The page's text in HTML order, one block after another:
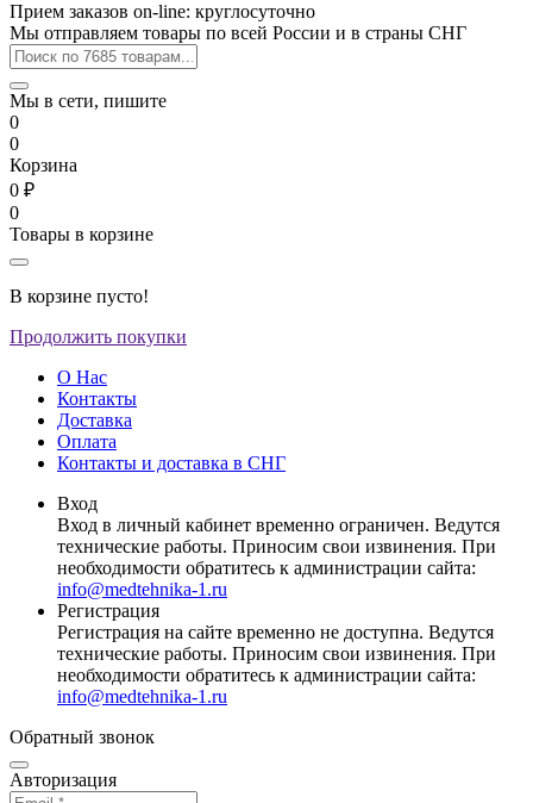
Прием заказов on-line: круглосуточно
Мы отправляем товары по всей России и в страны СНГ
Мы в сети, пишите
0
0
Корзина
0 ₽
0
Товары в корзине
В корзине пусто!
Продолжить покупки
О Нас
Контакты
Доставка
Оплата
Контакты и доставка в СНГ
Вход
Вход в личный кабинет временно ограничен. Ведутся
технические работы. Приносим свои извинения. При
необходимости обратитесь к администрации сайта:
info@medtehnika-1.ru
Регистрация
Регистрация на сайте временно не доступна. Ведутся
технические работы. Приносим свои извинения. При
необходимости обратитесь к администрации сайта:
info@medtehnika-1.ru
Обратный звонок
Авторизация